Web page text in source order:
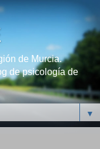
de Murcia.
de psicología de
▼